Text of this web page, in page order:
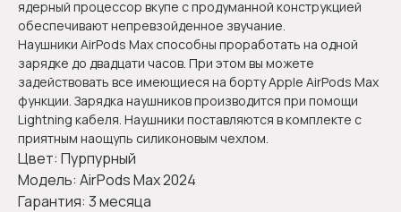
ядерный процессор вкупе с продуманной конструкцией
обеспечивают непревзойденное звучание.
Наушники AirPods Max способны проработать на одной
зарядке до двадцати часов. При этом вы можете
задействовать все имеющиеся на борту Apple AirPods Max
функции. Зарядка наушников производится при помощи
Lightning кабеля. Наушники поставляются в комплекте с
приятным наощупь силиконовым чехлом.
Цвет: Пурпурный
Модель: AirPods Max 2024
Гарантия: 3 месяца